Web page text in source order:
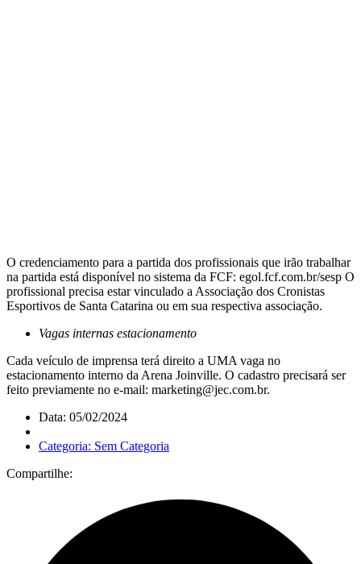
O credenciamento para a partida dos profissionais que irão trabalhar
na partida está disponível no sistema da FCF: egol.fcf.com.br/sesp O
profissional precisa estar vinculado a Associação dos Cronistas
Esportivos de Santa Catarina ou em sua respectiva associação.
Vagas internas estacionamento
Cada veículo de imprensa terá direito a UMA vaga no
estacionamento interno da Arena Joinville. O cadastro precisará ser
feito previamente no e-mail: marketing@jec.com.br.
Data: 05/02/2024
Categoria: Sem Categoria
Compartilhe: